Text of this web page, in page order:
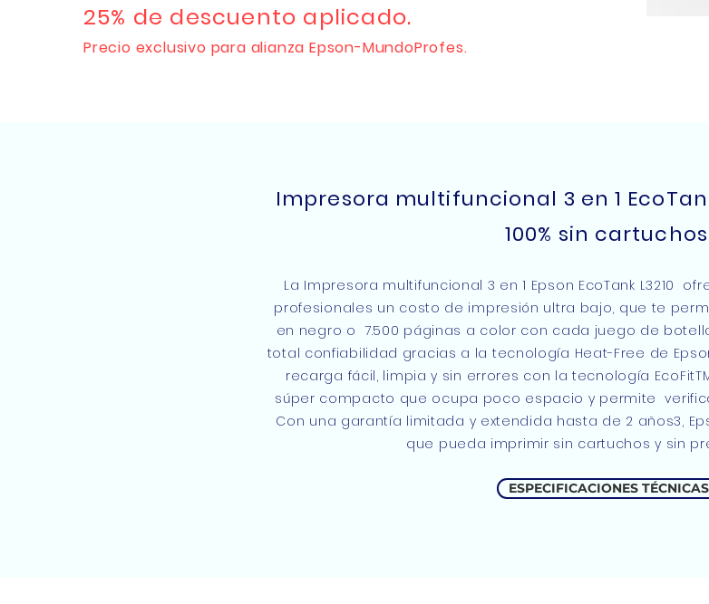
25% de descuento aplicado.
Precio exclusivo para alianza Epson-MundoProfes.
Impresora multifuncional 3 en 1
100% sin
La Impresora multifuncional 3 en 1 Epson EcoTank L3210
profesionales un costo de impresión ultra bajo, que te
en negro o 7.500 páginas a color con cada juego de
total confiabilidad gracias a la tecnología Heat-Free de
recarga fácil, limpia y sin errores con la tecnología
súper compacto que ocupa poco espacio y permite
Con una garantía limitada y extendida hasta de 2 años3,
que pueda imprimir sin cartuchos y sin
ESPECIFICACIONES TÉCNICAS